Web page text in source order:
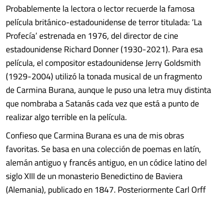
Probablemente la lectora o lector recuerde la famosa
película británico-estadounidense de terror titulada: ‘La
Profecía’ estrenada en 1976, del director de cine
estadounidense Richard Donner (1930-2021). Para esa
película, el compositor estadounidense Jerry Goldsmith
(1929-2004) utilizó la tonada musical de un fragmento
de Carmina Burana, aunque le puso una letra muy distinta
que nombraba a Satanás cada vez que está a punto de
realizar algo terrible en la película.
Confieso que Carmina Burana es una de mis obras
favoritas. Se basa en una colección de poemas en latín,
alemán antiguo y francés antiguo, en un códice latino del
siglo XIII de un monasterio Benedictino de Baviera
(Alemania), publicado en 1847. Posteriormente Carl Orff